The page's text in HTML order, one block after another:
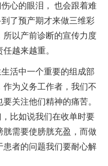
心的眼泪， 也会跟着难
了预产期才来做三维彩
所以产前诊断的宣传力度
越来越重。
活中一个重要的组成部
为义务工作者，我们不
关注他们精神的痛苦。
比如说我们在收单时要
需要使膀胱充盈，而做
患者的问题我们要耐心解